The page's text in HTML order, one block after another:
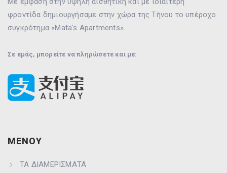
φροντίδα δημιουργήσαμε στην χώρα της Τήνου το υπέροχο
συγκρότημα «Mata's Apartments».
Σε εμάς, μπορείτε να πληρώσετε και με:
ΜΕΝΟΥ
ΤΑ ΔΙΑΜΕΡΙΣΜΑΤΑ